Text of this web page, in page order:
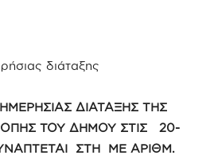
διάταξης
ΔΙΑΤΑΞΗΣ ΤΗΣ
ΤΟΥ ΔΗΜΟΥ ΣΤΙΣ 20-
ΣΤΗ ΜΕ ΑΡΙΘΜ.